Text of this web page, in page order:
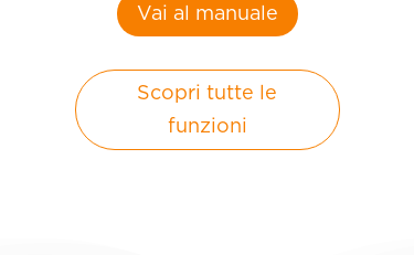
Vai al manuale
Scopri tutte le
funzioni